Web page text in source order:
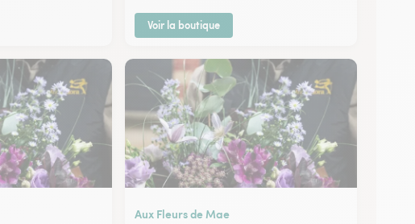
Voir la boutique
Aux Fleurs de Mae